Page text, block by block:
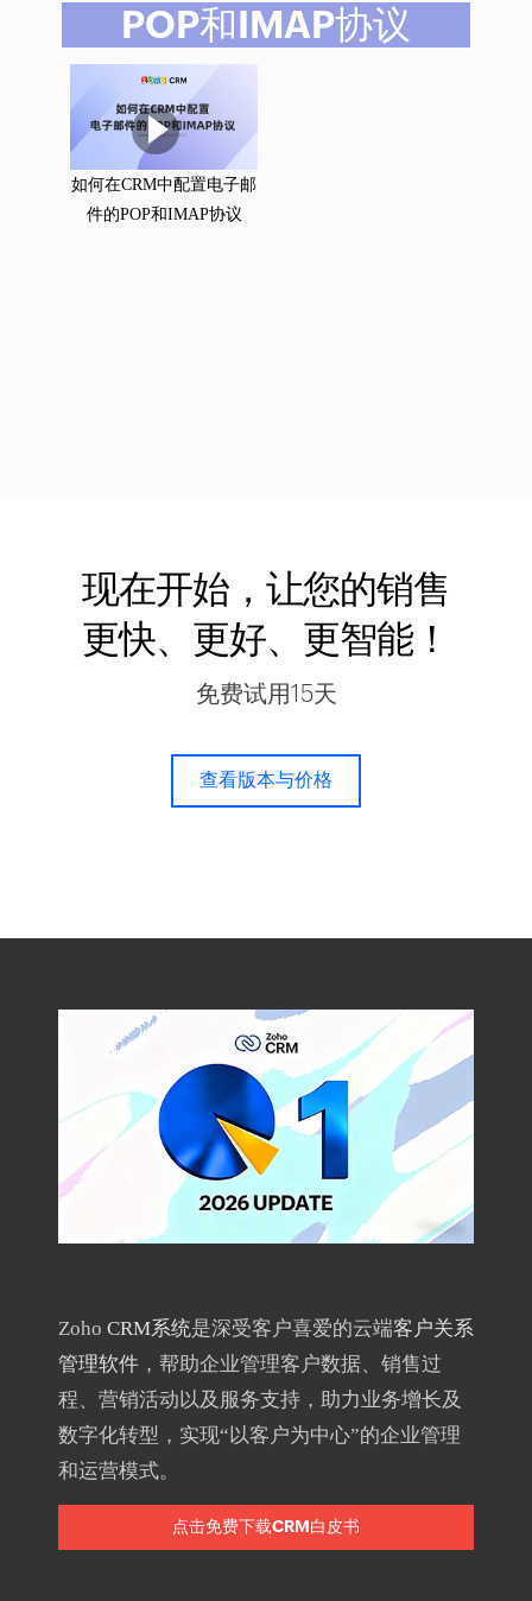
POP和IMAP协议
如何在CRM中配置电子邮
件的POP和IMAP协议
现在开始，让您的销售
更快、更好、更智能！
免费试用15天
查看版本与价格
Zoho CRM系统是深受客户喜爱的云端客户关系
管理软件 ，帮助企业管理客户数据、销售过
程、营销活动以及服务支持，助力业务增长及
数字化转型，实现“以客户为中心”的企业管理
和运营模式。
点击免费下载CRM白皮书